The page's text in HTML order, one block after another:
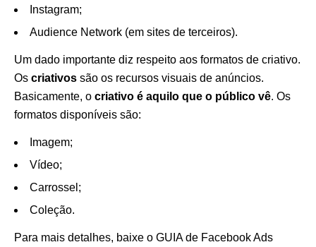
Instagram;
Audience Network (em sites de terceiros).
Um dado importante diz respeito aos formatos de criativo.
Os criativos são os recursos visuais de anúncios.
Basicamente, o criativo é aquilo que o público vê. Os
formatos disponíveis são:
Imagem;
Vídeo;
Carrossel;
Coleção.
Para mais detalhes, baixe o GUIA de Facebook Ads